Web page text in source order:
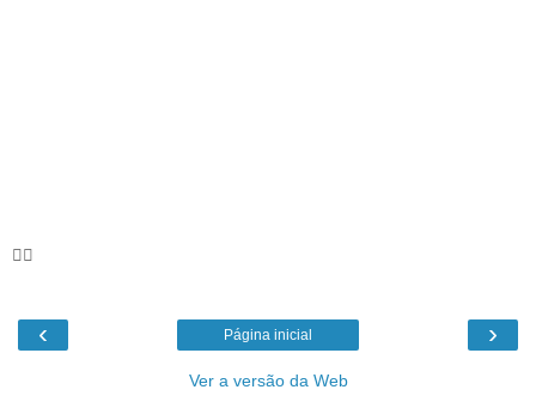
🦸‍♀️
‹ ›
Página inicial
Ver a versão da Web